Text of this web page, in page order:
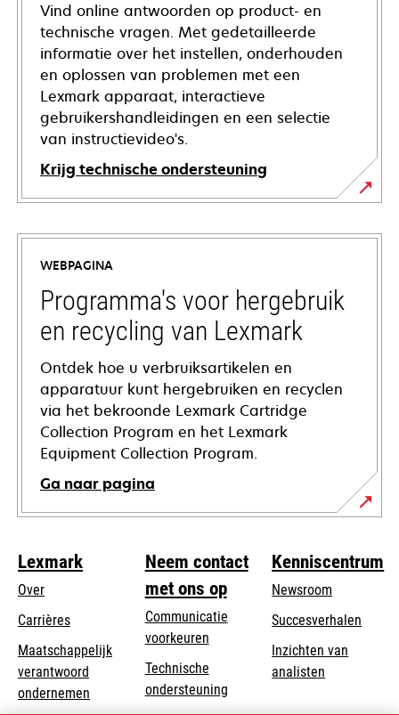
Vind online antwoorden op product- en
technische vragen. Met gedetailleerde
informatie over het instellen, onderhouden
en oplossen van problemen met een
Lexmark apparaat, interactieve
gebruikershandleidingen en een selectie
van instructievideo's.
Krijg technische ondersteuning
opens
in
new
tab
WEBPAGINA
Programma's voor hergebruik
en recycling van Lexmark
Ontdek hoe u verbruiksartikelen en
apparatuur kunt hergebruiken en recyclen
via het bekroonde Lexmark Cartridge
Collection Program en het Lexmark
Equipment Collection Program.
Ga naar pagina
Lexmark
Over
Carrières
Maatschappelijk
verantwoord
ondernemen
Neem contact
met ons op
Communicatie
voorkeuren
Technische
ondersteuningopens
in
Kenniscentrum
Newsroom
Succesverhalen
Inzichten van
analisten